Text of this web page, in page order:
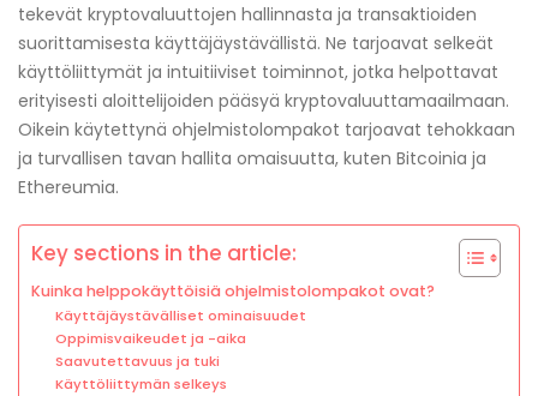
tekevät kryptovaluuttojen hallinnasta ja transaktioiden
suorittamisesta käyttäjäystävällistä. Ne tarjoavat selkeät
käyttöliittymät ja intuitiiviset toiminnot, jotka helpottavat
erityisesti aloittelijoiden pääsyä kryptovaluuttamaailmaan.
Oikein käytettynä ohjelmistolompakot tarjoavat tehokkaan
ja turvallisen tavan hallita omaisuutta, kuten Bitcoinia ja
Ethereumia.
Key sections in the article:
Kuinka helppokäyttöisiä ohjelmistolompakot ovat?
Käyttäjäystävälliset ominaisuudet
Oppimisvaikeudet ja -aika
Saavutettavuus ja tuki
Käyttöliittymän selkeys